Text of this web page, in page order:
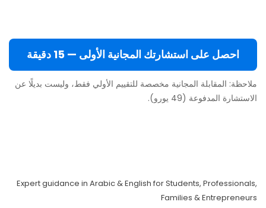
احصل على استشارتك المجانية الأولى — 15 دقيقة
ملاحظة: المقابلة المجانية مخصصة للتقييم الأولي فقط، وليست بديلًا عن
الاستشارة المدفوعة (49 يورو).
Expert guidance in Arabic & English for Students, Professionals,
Families & Entrepreneurs